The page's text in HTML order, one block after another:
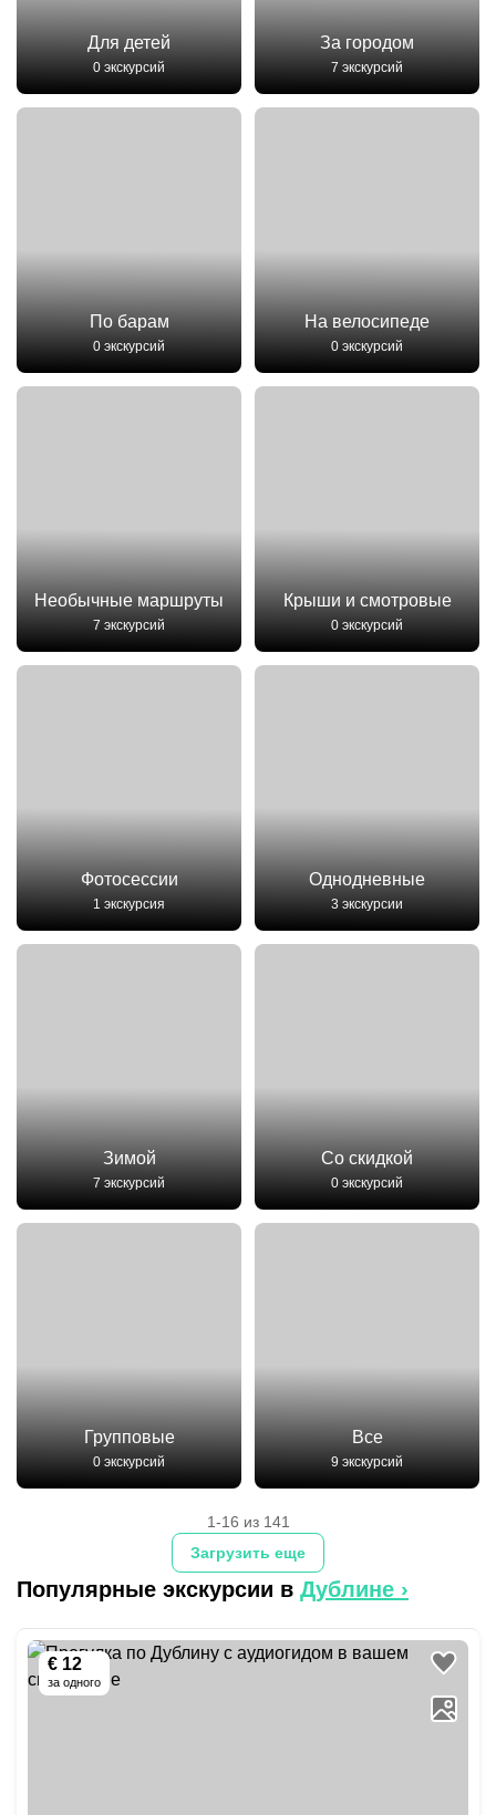
Для детей
0 экскурсий
За городом
7 экскурсий
По барам
0 экскурсий
На велосипеде
0 экскурсий
Необычные маршруты
7 экскурсий
Крыши и смотровые
0 экскурсий
Фотосессии
1 экскурсия
Однодневные
3 экскурсии
Зимой
7 экскурсий
Со скидкой
0 экскурсий
Групповые
0 экскурсий
Все
9 экскурсий
Загрузить еще
1-16 из 141
Популярные экскурсии в Дублине ›
€ 12
за одного